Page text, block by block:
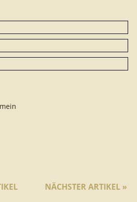
NÄCHSTER ARTIKEL »